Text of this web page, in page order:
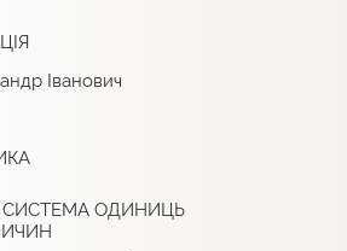
Іванович
ОДИНИЦЬ